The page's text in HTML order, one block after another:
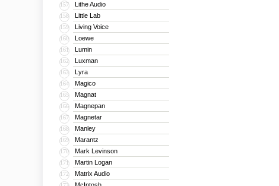
157 Lithe Audio
158 Little Lab
159 Living Voice
160 Loewe
161 Lumin
162 Luxman
163 Lyra
164 Magico
165 Magnat
166 Magnepan
167 Magnetar
168 Manley
169 Marantz
170 Mark Levinson
171 Martin Logan
172 Matrix Audio